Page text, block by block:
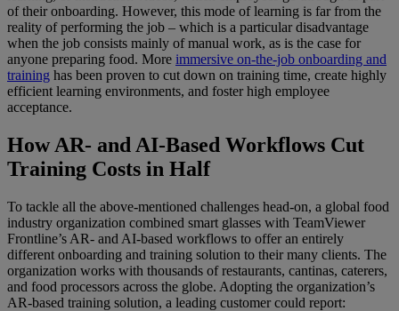
of their onboarding. However, this mode of learning is far from the
reality of performing the job – which is a particular disadvantage
when the job consists mainly of manual work, as is the case for
anyone preparing food. More immersive on-the-job onboarding and
training has been proven to cut down on training time, create highly
efficient learning environments, and foster high employee
acceptance.
How AR- and AI-Based Workflows Cut
Training Costs in Half
To tackle all the above-mentioned challenges head-on, a global food
industry organization combined smart glasses with TeamViewer
Frontline’s AR- and AI-based workflows to offer an entirely
different onboarding and training solution to their many clients. The
organization works with thousands of restaurants, cantinas, caterers,
and food processors across the globe. Adopting the organization’s
AR-based training solution, a leading customer could report: